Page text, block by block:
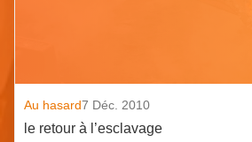
Au hasard7 Déc. 2010
le retour à l’esclavage